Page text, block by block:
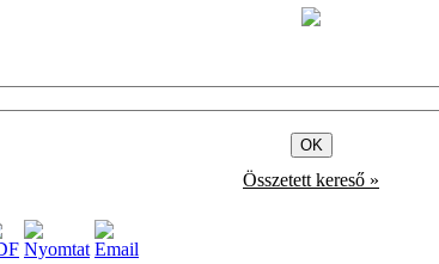
Összetett kereső »